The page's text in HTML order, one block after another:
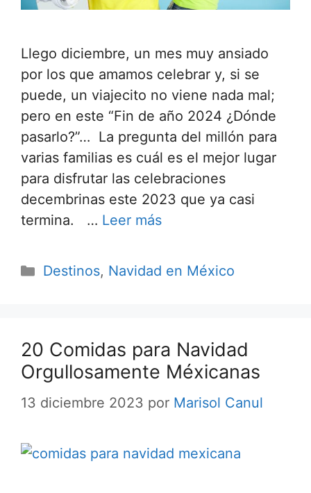
Llego diciembre, un mes muy ansiado
por los que amamos celebrar y, si se
puede, un viajecito no viene nada mal;
pero en este “Fin de año 2024 ¿Dónde
pasarlo?”… La pregunta del millón para
varias familias es cuál es el mejor lugar
para disfrutar las celebraciones
decembrinas este 2023 que ya casi
termina. … Leer más
Categorías
Destinos, Navidad en México
20 Comidas para Navidad
Orgullosamente Méxicanas
13 diciembre 2023 por Marisol Canul